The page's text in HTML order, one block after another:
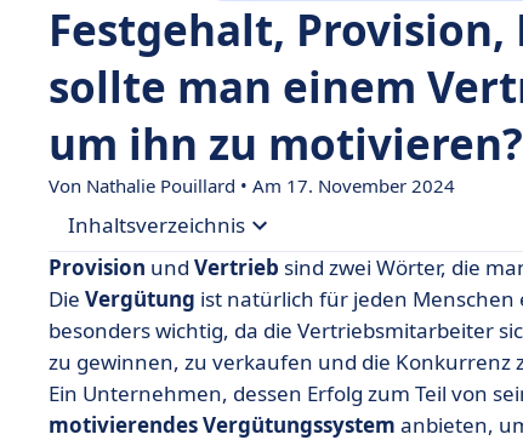
Festgehalt, Provision,
sollte man einem
um ihn zu motivieren?
Von Nathalie Pouillard • Am 17. November 2024
Inhaltsverzeichnis
• Wie wird ein Vertriebsmitarbeiter bezahlt?
• Provision oder Prämie, wie soll man sich
• Wie wird der Vergütungsplan für das
• Wie wird das Provisionssystem oder der
Provision und Vertrieb sind zwei Wörter, die
Die Vergütung ist natürlich für jeden Menschen
besonders wichtig, da die Vertriebsmitarbeiter
zu gewinnen, zu verkaufen und die Konkurrenz
Ein Unternehmen, dessen Erfolg zum Teil von
motivierendes Vergütungssystem anbieten,